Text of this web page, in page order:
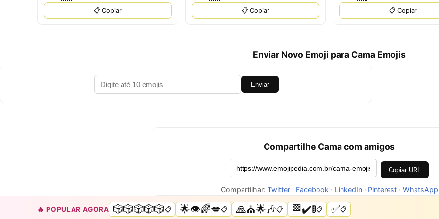
📋 Copiar 📋 Copiar 📋 Copiar
Enviar Novo Emoji para Cama Emojis
Enviar
Compartilhe Cama com amigos
Copiar URL
Compartilhar: Twitter· Facebook · LinkedIn· Pinterest· WhatsApp
🔥 POPULAR AGORA 🎲🎲🎲🎲🎲📋 🌟👁️🌈💋📋 🙏⛪🌟🎶📋 🏁✔️🚦📋 ✅📋